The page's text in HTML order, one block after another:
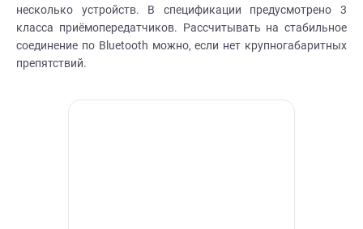
несколько устройств. В спецификации предусмотрено 3
класса приёмопередатчиков. Рассчитывать на стабильное
соединение по Bluetooth можно, если нет крупногабаритных
препятствий.